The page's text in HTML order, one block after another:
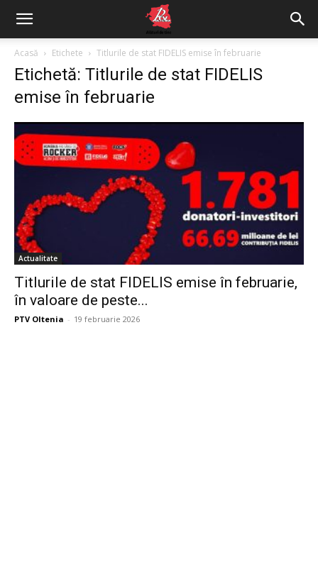
Acasă Etichete Titlurile de stat FIDELIS emise în februarie
Etichetă: Titlurile de stat FIDELIS
emise în februarie
Actualitate
Titlurile de stat FIDELIS emise în februarie,
în valoare de peste...
PTV Oltenia - 19 februarie 2026